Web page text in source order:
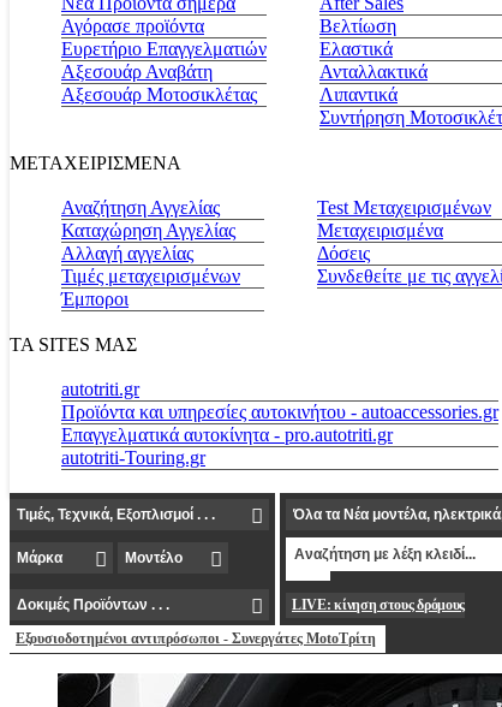
Αγόρασε προϊόντα
Ευρετήριο Επαγγελματιών
Αξεσουάρ Αναβάτη
Αξεσουάρ Μοτοσικλέτας
Βελτίωση
Ελαστικά
Ανταλλακτικά
Λιπαντικά
Συντήρηση
ΜΕΤΑΧΕΙΡΙΣΜΕΝΑ
Αναζήτηση Αγγελίας
Καταχώρηση Αγγελίας
Αλλαγή αγγελίας
Τιμές μεταχειρισμένων
Έμποροι
Test Μεταχειρισμένων
Μεταχειρισμένα
Δόσεις
Συνδεθείτε με τις
ΤΑ SITES ΜΑΣ
autotriti.gr
Προϊόντα και υπηρεσίες αυτοκινήτου - autoaccessories.gr
Επαγγελματικά αυτοκίνητα - pro.autotriti.gr
autotriti-Touring.gr
LIVE: κίνηση στους δρόμους
Εξουσιοδοτημένοι αντιπρόσωποι - Συνεργάτες MotoΤρίτη